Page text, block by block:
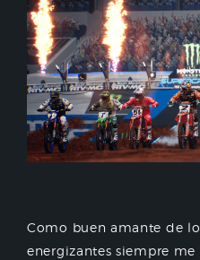
Como buen amante de
energizantes siempre